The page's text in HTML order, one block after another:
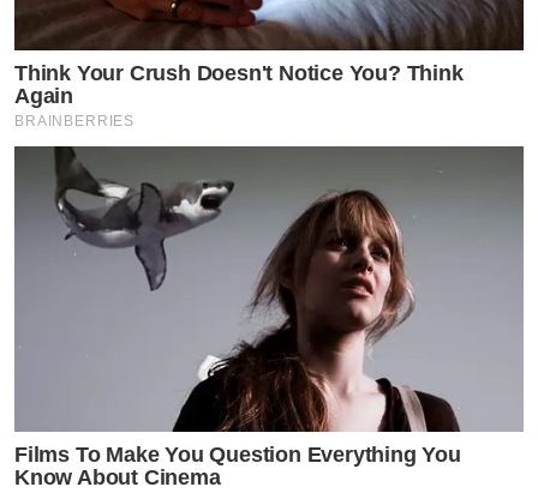
Think Your Crush Doesn't Notice You? Think
Again
BRAINBERRIES
Films To Make You Question Everything You
Know About Cinema